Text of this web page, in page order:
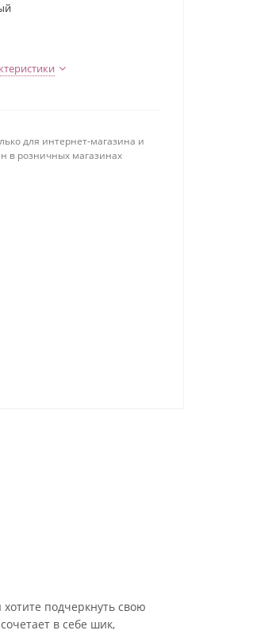
для интернет-магазина и
в розничных магазинах
подчеркнуть свою
в себе шик,